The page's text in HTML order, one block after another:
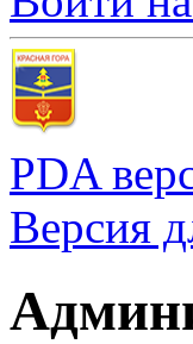
PDA
Версия